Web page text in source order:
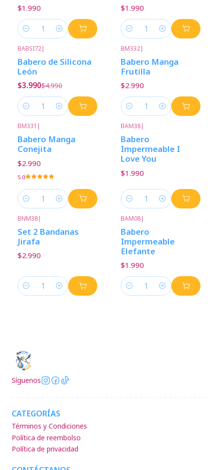
$1.990
Cantidad
$1.990
Cantidad
BABSI72|
Babero de Silicona
León
$3.990$4.990
Cantidad
BM332|
Babero Manga
Frutilla
$2.990
Cantidad
BM331 |
Babero Manga
Conejita
$2.990
5.0
Cantidad
BAM38|
Babero
Impermeable I
Love You
$1.990
Cantidad
BNM38|
Set 2 Bandanas
Jirafa
$2.990
Cantidad
BAM08|
Babero
Impermeable
Elefante
$1.990
Cantidad
Síguenos
CATEGORÍAS
Términos y Condiciones
Política de reembolso
Política de privacidad